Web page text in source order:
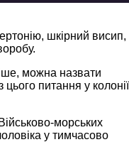
шкірний висип,
можна назвати
питання у колонії
морських
у тимчасово